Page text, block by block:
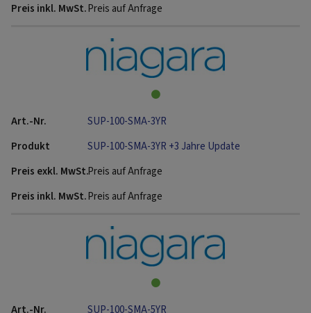
Preis auf Anfrage
SUP-100-SMA-3YR
SUP-100-SMA-3YR +3 Jahre Update
Preis auf Anfrage
Preis auf Anfrage
SUP-100-SMA-5YR